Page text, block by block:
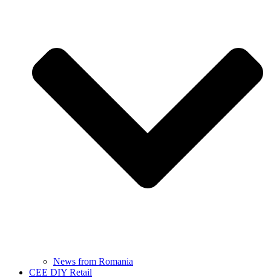
News from Romania
CEE DIY Retail